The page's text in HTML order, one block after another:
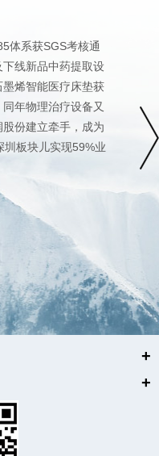
Next
体系获SGS考核通
线新品中药提取设
烯智能医疗床垫获
年物理治疗设备又
份建立牵手，成为
板块儿实现59%业